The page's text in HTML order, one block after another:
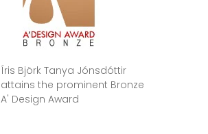
Íris Björk Tanya Jónsdóttir
attains the prominent Bronze
A' Design Award